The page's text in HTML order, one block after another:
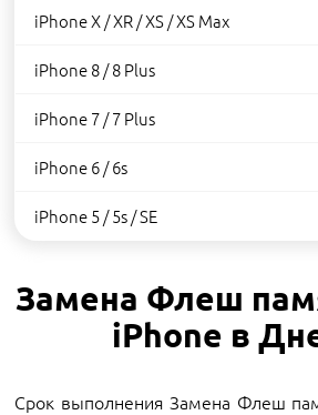
iPhone X / XR / XS / XS Max
iPhone 8 / 8 Plus
iPhone 7 / 7 Plus
iPhone 6 / 6s
iPhone 5 / 5s / SE
Замена Флеш
iPhone в
Срок выполнения Замена Флеш